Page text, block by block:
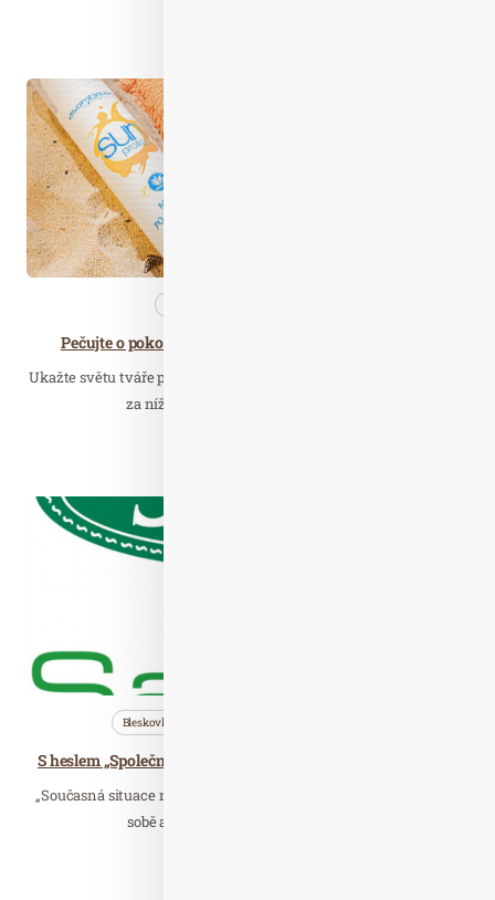
Pečujte o pokožku vystavenou slunečním paprskům
Ukažte světu tváře políbené sluncem. Díky kosmetice Asombroso,
za níž stojí známý návrhář Osmany…
Bleskovky
„Současná situace nám připomněla, jak moc je důležité držet při
sobě a nezapomínat na sílu přírody…